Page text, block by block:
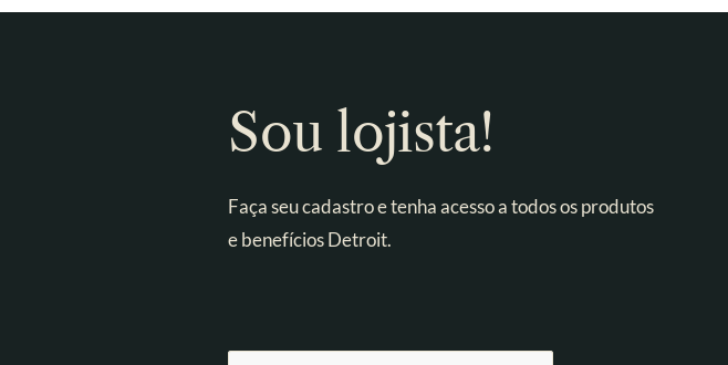
Sou lojista!
Faça seu cadastro e tenha acesso a todos os produtos
e benefícios Detroit.